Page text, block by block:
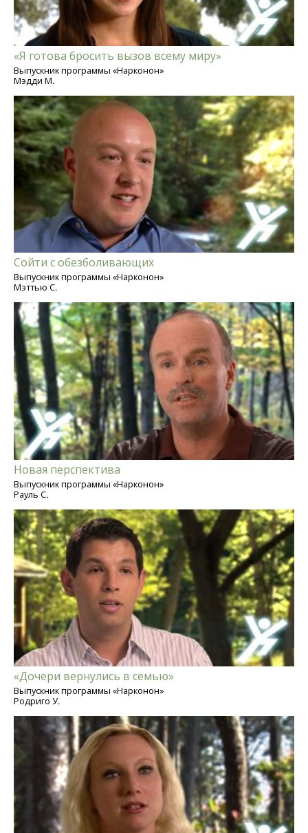
«Я готова бросить вызов всему миру»
Выпускник программы «Нарконон»
Мэдди М.
Сойти с обезболивающих
Выпускник программы «Нарконон»
Мэттью С.
Новая перспектива
Выпускник программы «Нарконон»
Рауль С.
«Дочери вернулись в семью»
Выпускник программы «Нарконон»
Родриго У.